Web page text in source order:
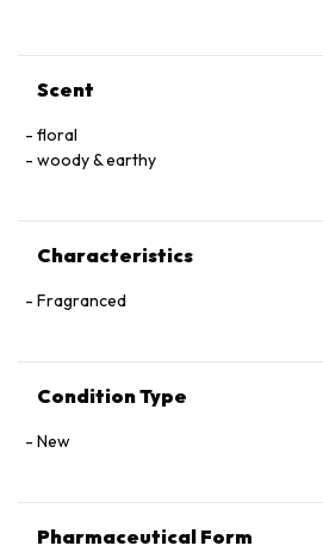
Scent
floral
woody & earthy
Characteristics
Fragranced
Condition Type
New
Pharmaceutical Form